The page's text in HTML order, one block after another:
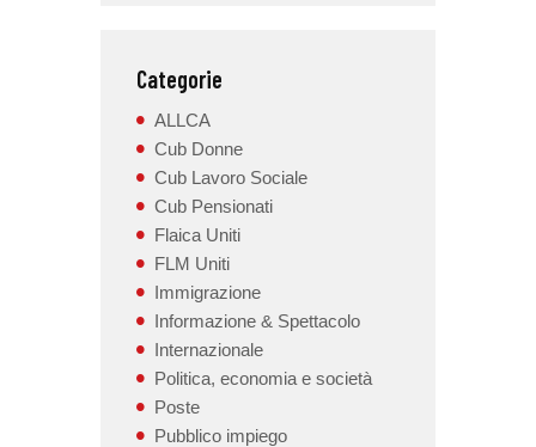
Categorie
ALLCA
Cub Donne
Cub Lavoro Sociale
Cub Pensionati
Flaica Uniti
FLM Uniti
Immigrazione
Informazione & Spettacolo
Internazionale
Politica, economia e società
Poste
Pubblico impiego